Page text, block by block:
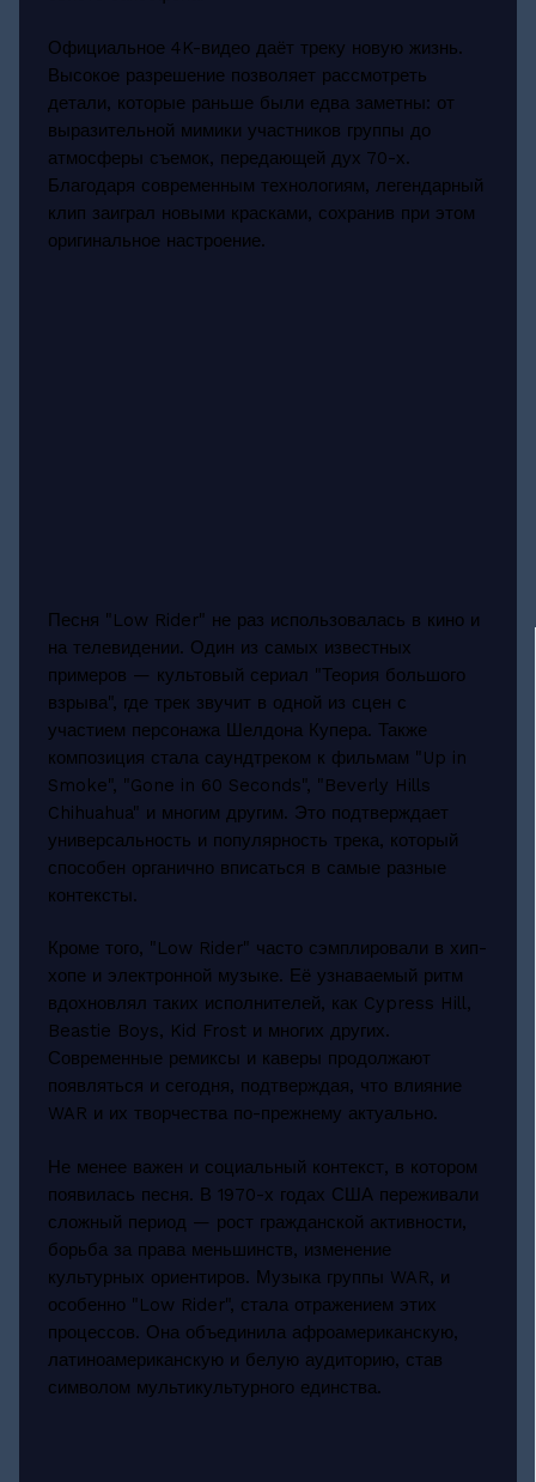
Официальное 4K-видео даёт треку новую жизнь.
Высокое разрешение позволяет рассмотреть
детали, которые раньше были едва заметны: от
выразительной мимики участников группы до
атмосферы съемок, передающей дух 70-х.
Благодаря современным технологиям, легендарный
клип заиграл новыми красками, сохранив при этом
оригинальное настроение.
Песня "Low Rider" не раз использовалась в кино и
на телевидении. Один из самых известных
примеров — культовый сериал "Теория большого
взрыва", где трек звучит в одной из сцен с
участием персонажа Шелдона Купера. Также
композиция стала саундтреком к фильмам "Up in
Smoke", "Gone in 60 Seconds", "Beverly Hills
Chihuahua" и многим другим. Это подтверждает
универсальность и популярность трека, который
способен органично вписаться в самые разные
контексты.
Кроме того, "Low Rider" часто сэмплировали в хип-
хопе и электронной музыке. Её узнаваемый ритм
вдохновлял таких исполнителей, как Cypress Hill,
Beastie Boys, Kid Frost и многих других.
Современные ремиксы и каверы продолжают
появляться и сегодня, подтверждая, что влияние
WAR и их творчества по-прежнему актуально.
Не менее важен и социальный контекст, в котором
появилась песня. В 1970-х годах США переживали
сложный период — рост гражданской активности,
борьба за права меньшинств, изменение
культурных ориентиров. Музыка группы WAR, и
особенно "Low Rider", стала отражением этих
процессов. Она объединила афроамериканскую,
латиноамериканскую и белую аудиторию, став
символом мультикультурного единства.